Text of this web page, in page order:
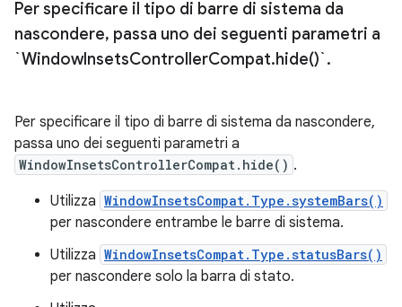
Per specificare il tipo di barre di sistema da
nascondere, passa uno dei seguenti parametri a
`WindowInsetsControllerCompat.hide()`.
Per specificare il tipo di barre di sistema da nascondere,
passa uno dei seguenti parametri a
WindowInsetsControllerCompat.hide() .
Utilizza WindowInsetsCompat.Type.systemBars()
per nascondere entrambe le barre di sistema.
Utilizza WindowInsetsCompat.Type.statusBars()
per nascondere solo la barra di stato.